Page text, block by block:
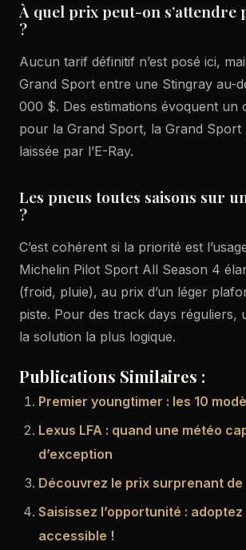
À quel prix peut-on
?
Aucun tarif définitif n’est posé ici,
Grand Sport entre une Stingray au-
000 $. Des estimations évoquent
pour la Grand Sport, la Grand
laissée par l’E-Ray.
Les pneus toutes saisons sur
?
C’est cohérent si la priorité est
Michelin Pilot Sport All Season 4
(froid, pluie), au prix d’un léger
piste. Pour des track days
la solution la plus logique.
Publications Similaires :
Premier youngtimer : les 10
Lexus LFA : quand une météo
d’exception
Découvrez le prix surprenant
Saisissez l’opportunité :
accessible !